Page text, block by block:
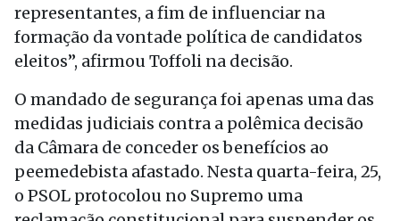
representantes, a fim de influenciar na
formação da vontade política de candidatos
eleitos”, afirmou Toffoli na decisão.
O mandado de segurança foi apenas uma das
medidas judiciais contra a polêmica decisão
da Câmara de conceder os benefícios ao
peemedebista afastado. Nesta quarta-feira, 25,
o PSOL protocolou no Supremo uma